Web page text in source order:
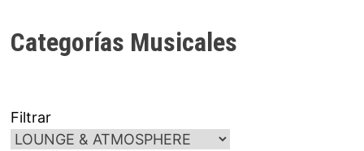
Categorías Musicales
Filtrar